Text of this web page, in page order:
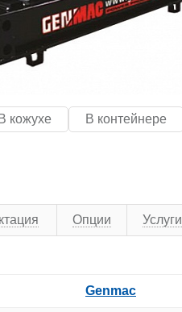
В кожухе В контейнере
Опции Услуги
Genmac